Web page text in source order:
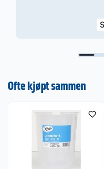
Ofte kjøpt sammen